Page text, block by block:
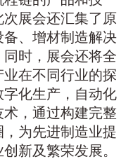
展会还汇集了原
、增材制造解决
时，展会还将全
在不同行业的探
化生产，自动化
，通过构建完整
为先进制造业提
新及繁荣发展。